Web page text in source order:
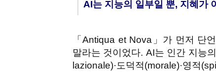
AI는 지능의 일부일 뿐, 지혜가
「Antiqua et Nova」가 먼저 단
말라는 것이었다. AI는 인간 지능
lazionale)·도덕적(morale)·영적